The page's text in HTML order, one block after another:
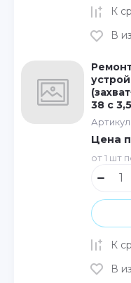
К
В
38 с
Артикул:
Цена
от 1 шт
К
В